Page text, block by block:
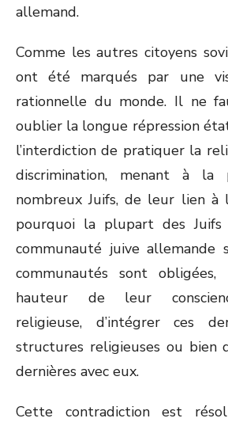
allemand.
Comme les autres citoyens
ont été marqués par une
rationnelle du monde. Il ne
oublier la longue répression
l’interdiction de pratiquer la
discrimination, menant à
nombreux Juifs, de leur lien à
pourquoi la plupart des
communauté juive allemande
communautés sont
hauteur de leur
religieuse, d’intégrer ces
structures religieuses ou bien
dernières avec eux.
Cette contradiction est